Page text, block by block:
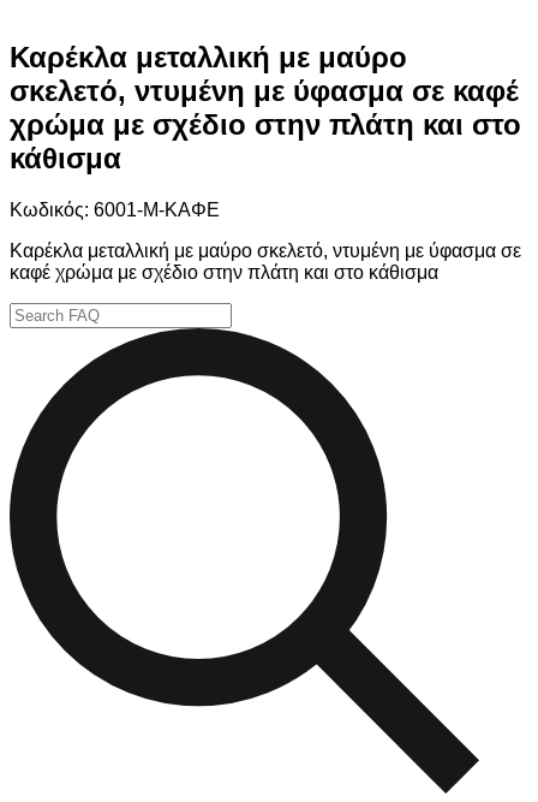
Καρέκλα μεταλλική με μαύρο
σκελετό, ντυμένη με ύφασμα σε καφέ
χρώμα με σχέδιο στην πλάτη και στο
κάθισμα
Κωδικός: 6001-Μ-ΚΑΦΕ
Καρέκλα μεταλλική με μαύρο σκελετό, ντυμένη με ύφασμα σε
καφέ χρώμα με σχέδιο στην πλάτη και στο κάθισμα